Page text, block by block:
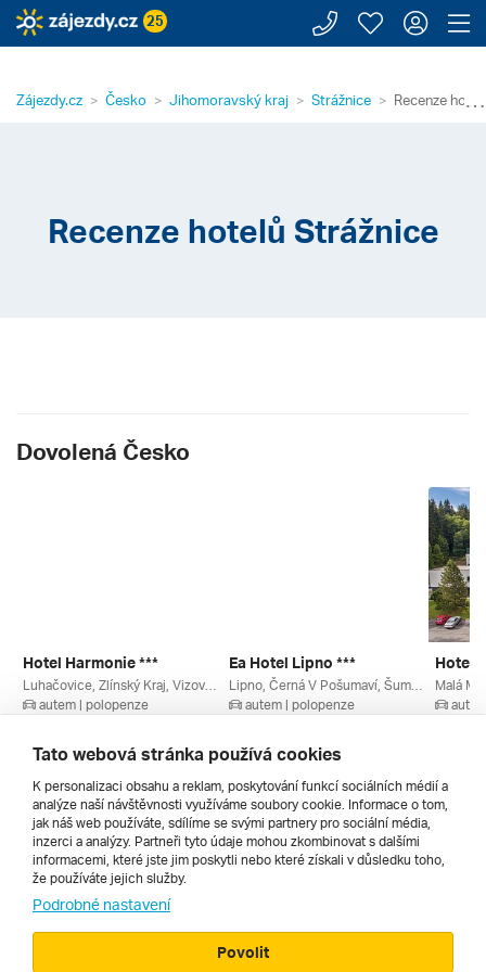
25 Zavolejte
Moje
⋯
Zájezdy.cz Česko Jihomoravský kraj Strážnice Recenze
Recenze hotelů Strážnice
Dovolená Česko
Hotel Harmonie ***
autem | polopenze
4 710 Kč
Ea Hotel Lipno ***
autem | polopenze
5 085 Kč
Všechny
Cestopisy
Tato webová stránka používá cookies
K personalizaci obsahu a reklam, poskytování funkcí sociálních médií a
analýze naší návštěvnosti využíváme soubory cookie. Informace o tom,
jak náš web používáte, sdílíme se svými partnery pro sociální média,
inzerci a analýzy. Partneři tyto údaje mohou zkombinovat s dalšími
informacemi, které jste jim poskytli nebo které získali v důsledku toho,
že používáte jejich služby.
Podrobné nastavení
Povolit